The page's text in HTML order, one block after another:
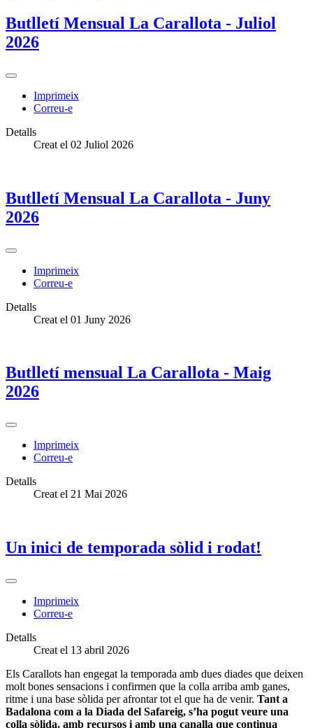
Butlletí Mensual La Carallota - Juliol
2026
Imprimeix
Correu-e
Detalls
Creat el 02 Juliol 2026
Butlletí Mensual La Carallota - Juny
2026
Imprimeix
Correu-e
Detalls
Creat el 01 Juny 2026
Butlletí mensual La Carallota - Maig
2026
Imprimeix
Correu-e
Detalls
Creat el 21 Mai 2026
Un inici de temporada sòlid i rodat!
Imprimeix
Correu-e
Detalls
Creat el 13 abril 2026
Els Carallots han engegat la temporada amb dues diades que deixen
molt bones sensacions i confirmen que la colla arriba amb ganes,
ritme i una base sòlida per afrontar tot el que ha de venir. Tant a
Badalona com a la Diada del Safareig, s’ha pogut veure una
colla sòlida, amb recursos i amb una canalla que continua